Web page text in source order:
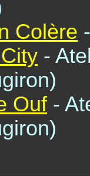
Colère
-
Ouf -